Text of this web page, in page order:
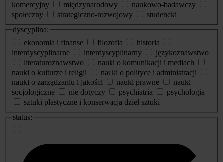
komercyjny
międzynarodowy
naukowo-badawczy
społeczny
strategiczno-rozwojowy
studencki
dyscyplina:
ekonomia i finanse
filozofia
historia
interdyscyplinarne
interdyscyplinarny
językoznawstwo
literaturoznawstwo
nauki o komunikacji i mediach
nauki o kulturze i religii
nauki o polityce i administracji
nauki o zarządzaniu i jakości
nauki prawne
nauki
socjologiczne
nie dotyczy psychiatria
psychologia
sztuki plastyczne i konserwacja dzieł sztuki
status: